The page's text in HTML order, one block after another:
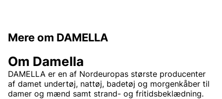
Mere om DAMELLA
Om Damella
DAMELLA er en af Nordeuropas største producenter
af damet undertøj, nattøj, badetøj og morgenkåber til
damer og mænd samt strand- og fritidsbeklædning.